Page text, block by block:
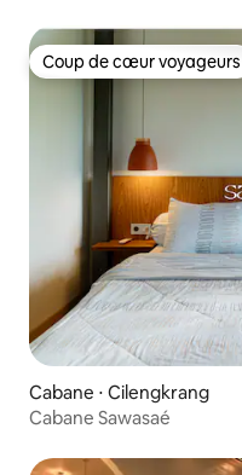
Coup de cœur voyageurs
Coup de cœur voyageurs
Cabane ⋅ Cilengkrang
Cabane Sawasaé